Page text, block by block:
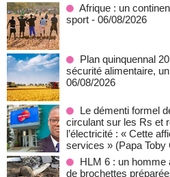
Afrique : un
sport - 06/08/2026
Plan quinquennal
sécurité alimentaire,
06/08/2026
Le démenti formel
circulant sur les Rs et
l’électricité : « Cette
services » (Papa Toby
HLM 6 : un homme
de brochettes